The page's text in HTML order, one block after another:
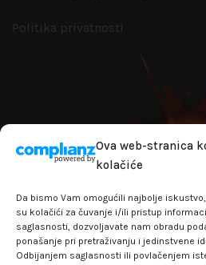
Ova web-stranica
kolačiće
Da bismo Vam omogućili najbolje
su kolačići za čuvanje i/ili pristup
saglasnosti, dozvoljavate nam obradu
ponašanje pri pretraživanju i jedinstvene
Odbijanjem saglasnosti ili povlačenjem
Politika privatnosti